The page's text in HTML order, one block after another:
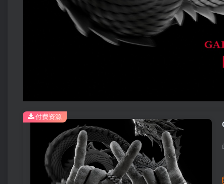
付费资源